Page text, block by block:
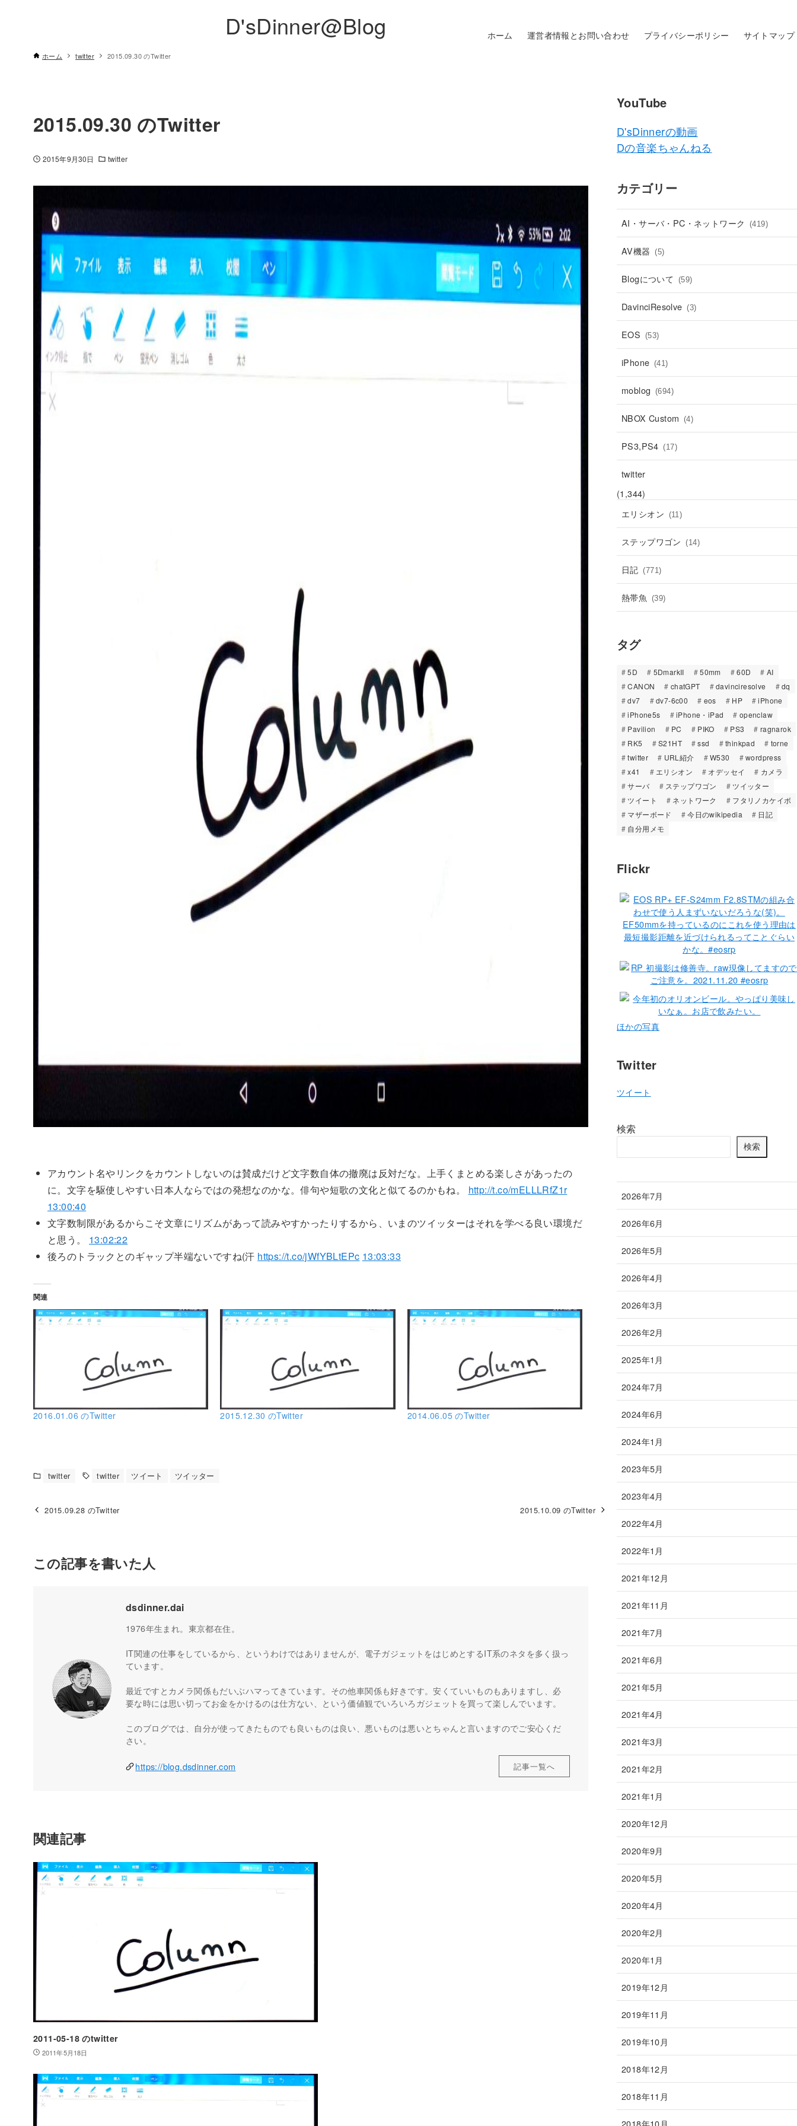
D'sDinner@Blog ホーム 運営者情報とお問い合わせ プライバシーポリシー サイトマップ
ホーム twitter 2015.09.30 のTwitter
2015.09.30 のTwitter
2015年9月30日 twitter
アカウント名やリンクをカウントしないのは賛成だけど文字数自体の撤廃は反対だな。上手くまとめる楽しさがあったの
に。文字を駆使しやすい日本人ならではの発想なのかな。俳句や短歌の文化と似てるのかもね。 http://t.co/mELLLRfZ1r
13:00:40
文字数制限があるからこそ文章にリズムがあって読みやすかったりするから、いまのツイッターはそれを学べる良い環境だ
と思う。 13:02:22
後ろのトラックとのギャップ半端ないですね(汗 https://t.co/jWfYBLtEPc 13:03:33
関連
2016.01.06 のTwitter 2015.12.30 のTwitter 2014.06.05 のTwitter
twitter twitter ツイート ツイッター
2015.09.28 のTwitter 2015.10.09 のTwitter
この記事を書いた人
dsdinner.dai
1976年生まれ。東京都在住。
IT関連の仕事をしているから、というわけではありませんが、電子ガジェットをはじめとするIT系のネタを多く扱っ
ています。
最近ですとカメラ関係もだいぶハマってきています。その他車関係も好きです。安くていいものもありますし、必
要な時には思い切ってお金をかけるのは仕方ない、という価値観でいろいろガジェットを買って楽しんでいます。
このブログでは、自分が使ってきたものでも良いものは良い、悪いものは悪いとちゃんと言いますのでご安心くだ
さい。
https://blog.dsdinner.com 記事一覧へ
関連記事
2011-05-18 のtwitter
2011年5月18日
YouTube
D'sDinnerの動画
Dの音楽ちゃんねる
カテゴリー
AI・サーバ・PC・ネットワーク (419)
AV機器 (5)
Blogについて (59)
DavinciResolve (3)
EOS (53)
iPhone (41)
moblog (694)
NBOX Custom (4)
PS3,PS4 (17)
twitter
(1,344)
エリシオン (11)
ステップワゴン (14)
日記 (771)
熱帯魚 (39)
タグ
5D 5DmarkII 50mm 60D
AI
CANON
chatGPT davinciresolve
dq
dv7
dv7-6c00 eos HP
iPhone
iPhone5s
iPhone・iPad
openclaw
Pavilion
PC PIKO PS3
ragnarok
RK5
S21HT ssd thinkpad
torne
twitter
URL紹介 W530
wordpress
x41
エリシオン オデッセイ
カメラ
サーバ
ステップワゴン
ツイッター
ツイート
ネットワーク
フタリノカケイボ
マザーボード
今日のwikipedia
日記
自分用メモ
Flickr
ほかの写真
Twitter
ツイート
検索
検索
2026年7月
2026年6月
2026年5月
2026年4月
2026年3月
2026年2月
2025年1月
2024年7月
2024年6月
2024年1月
2023年5月
2023年4月
2022年4月
2022年1月
2021年12月
2021年11月
2021年7月
2021年6月
2021年5月
2021年4月
2021年3月
2021年2月
2021年1月
2020年12月
2020年9月
2020年5月
2020年4月
2020年2月
2020年1月
2019年12月
2019年11月
2019年10月
2018年12月
2018年11月
2018年10月